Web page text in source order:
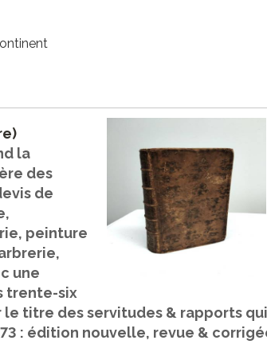
la
des
de
peinture
une
trente-six
le titre des servitudes & rapports
: édition nouvelle, revue &